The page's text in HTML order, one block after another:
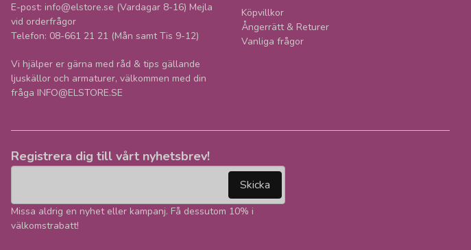
E-post: info@elstore.se (Vardagar 8-16) Mejla
vid orderfrågor
Telefon: 08-661 21 21 (Mån samt Tis 9-12)
Vi hjälper er gärna med råd & tips gällande
ljuskällor och armaturer, välkommen med din
fråga INFO@ELSTORE.SE
Köpvillkor
Ångerrätt & Returer
Vanliga frågor
Registrera dig till vårt nyhetsbrev!
Skicka
Missa aldrig en nyhet eller kampanj. Få dessutom 10% i
välkomstrabatt!